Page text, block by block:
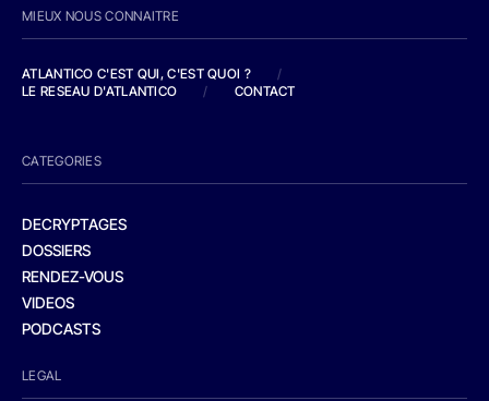
MIEUX NOUS CONNAITRE
ATLANTICO C'EST QUI, C'EST QUOI ?
/
LE RESEAU D'ATLANTICO
/ CONTACT
CATEGORIES
DECRYPTAGES
DOSSIERS
RENDEZ-VOUS
VIDEOS
PODCASTS
LEGAL